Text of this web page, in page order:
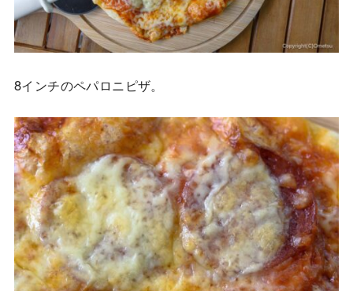
8インチのペパロニピザ。